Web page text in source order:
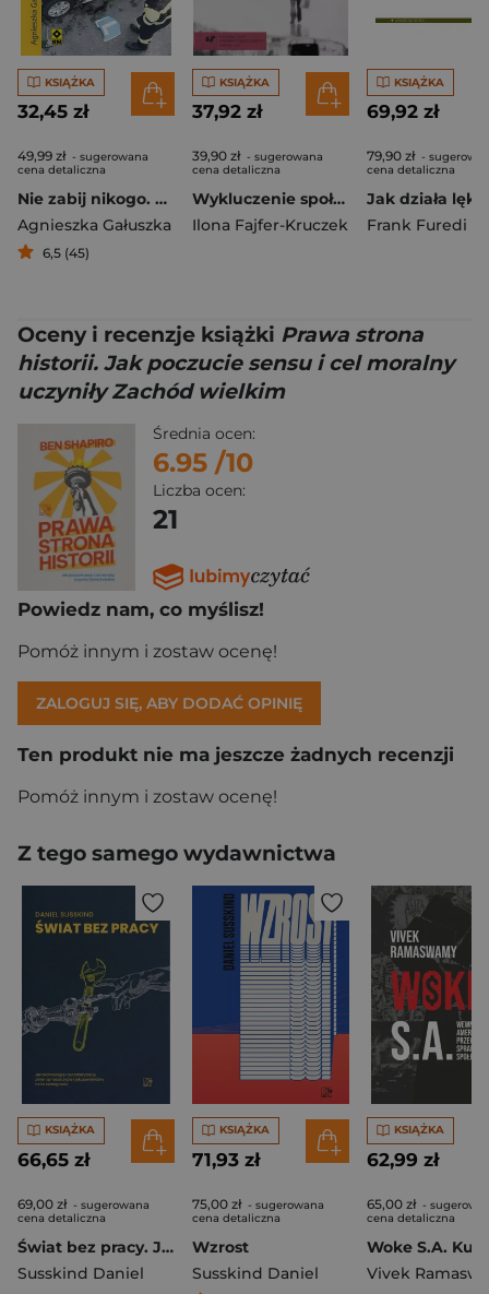
KSIĄŻKA
32,45 zł
49,99 zł - sugerowana
cena detaliczna
Nie zabij nikogo. Z notatnika instruktora jazdy
Agnieszka Gałuszka
6,5 (45)
KSIĄŻKA
37,92 zł
39,90 zł - sugerowana
cena detaliczna
Wykluczenie społeczne osób z niepełnosprawnością w środowisku lokalnym
Ilona Fajfer-Kruczek
KSIĄŻKA
69,92 zł
79,90 zł -
cena detaliczna
Frank Furedi
Oceny i recenzje książki Prawa strona
historii. Jak poczucie sensu i cel moralny
uczyniły Zachód wielkim
Średnia ocen:
6.95 /10
Liczba ocen:
21
Powiedz nam, co myślisz!
Pomóż innym i zostaw ocenę!
ZALOGUJ SIĘ, ABY DODAĆ OPINIĘ
Ten produkt nie ma jeszcze żadnych recenzji
Pomóż innym i zostaw ocenę!
Z tego samego wydawnictwa
KSIĄŻKA
66,65 zł
69,00 zł - sugerowana
cena detaliczna
Świat bez pracy. Jak technologia i automatyzacja zmienią nasze życie i jak powinniśmy na to zareagować
Susskind Daniel
KSIĄŻKA
71,93 zł
75,00 zł - sugerowana
cena detaliczna
Wzrost
Susskind Daniel
KSIĄŻKA
62,99 zł
65,00 zł -
cena detaliczna
Vivek